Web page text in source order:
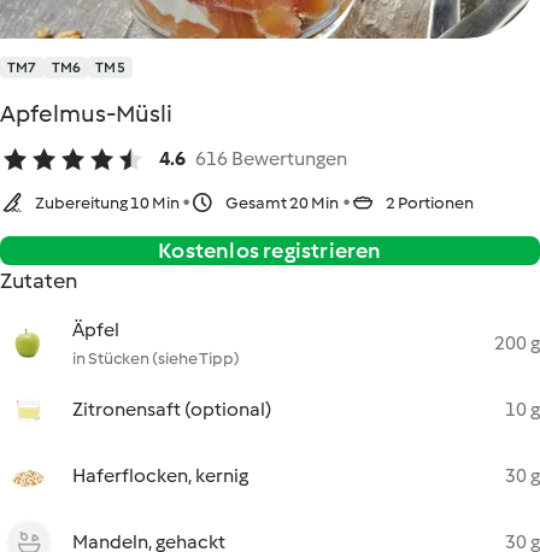
TM7 TM6 TM5
Apfelmus-Müsli
4.6 616 Bewertungen
Zubereitung 10 Min Gesamt 20 Min 2 Portionen
Kostenlos registrieren
Zutaten
Äpfel
in Stücken (siehe Tipp)
200 g
Zitronensaft (optional) 10 g
Haferflocken, kernig 30 g
Mandeln, gehackt 30 g